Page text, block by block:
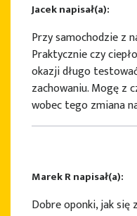
Jacek napisał(a):
Przy samochodzie z
Praktycznie czy
okazji długo
zachowaniu. Mogę z
wobec tego zmiana
Marek R napisał(a):
Dobre oponki, jak się